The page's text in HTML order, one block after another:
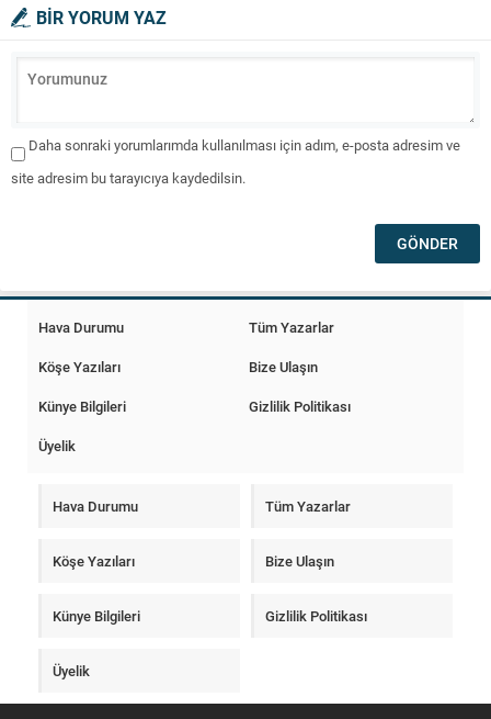
BİR YORUM YAZ
Daha sonraki yorumlarımda kullanılması için adım, e-posta adresim ve
site adresim bu tarayıcıya kaydedilsin.
Hava Durumu
Tüm Yazarlar
Köşe Yazıları
Bize Ulaşın
Künye Bilgileri
Gizlilik Politikası
Üyelik
Hava Durumu Tüm Yazarlar
Köşe Yazıları Bize Ulaşın
Künye Bilgileri Gizlilik Politikası
Üyelik